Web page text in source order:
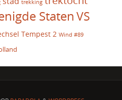
trekking
StatenVS
Tempest 2 Wind #89